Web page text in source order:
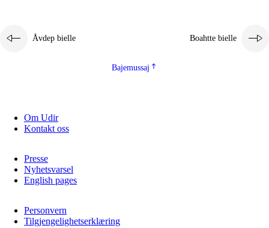
Åvdep bielle Boahtte bielle
Bajemussaj
Om Udir
Kontakt oss
Presse
Nyhetsvarsel
English pages
Personvern
Tilgjengelighetserklæring